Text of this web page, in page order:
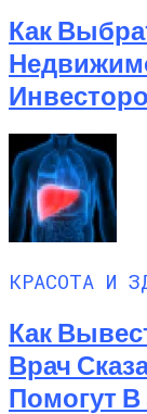
Как
КРАСОТА И
Как
Врач
Помогут